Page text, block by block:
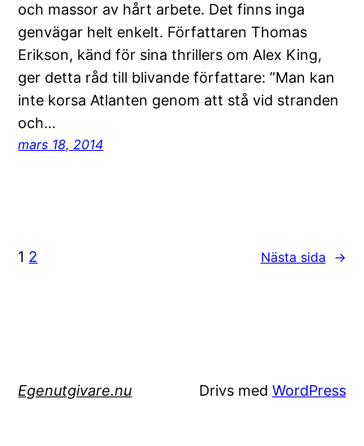
och massor av hårt arbete. Det finns inga
genvägar helt enkelt. Författaren Thomas
Erikson, känd för sina thrillers om Alex King,
ger detta råd till blivande författare: ”Man kan
inte korsa Atlanten genom att stå vid stranden
och…
mars 18, 2014
1 2 Nästa sida →
Egenutgivare.nu Drivs med WordPress